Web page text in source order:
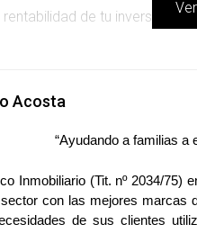
de tu inversión.
en la costa
Después de hacer
la ley.
Acosta
“Ayudando a familias a
Inmobiliario (Tit. nº 2034/75)
con las mejores marcas
de sus clientes